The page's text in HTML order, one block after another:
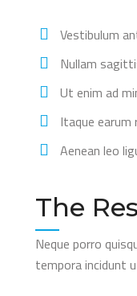
Vestibulum
Nullam
Ut enim ad
Itaque
Aenean leo
The
Neque porro
tempora incidunt